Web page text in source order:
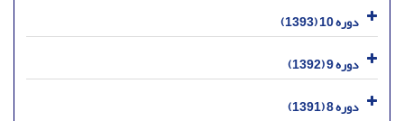
دوره 10 (1393)
دوره 9 (1392)
دوره 8 (1391)